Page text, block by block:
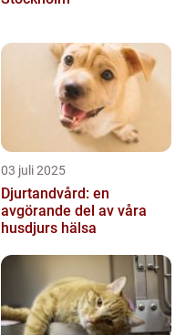
03 juli 2025
Djurtandvård: en
avgörande del av våra
husdjurs hälsa